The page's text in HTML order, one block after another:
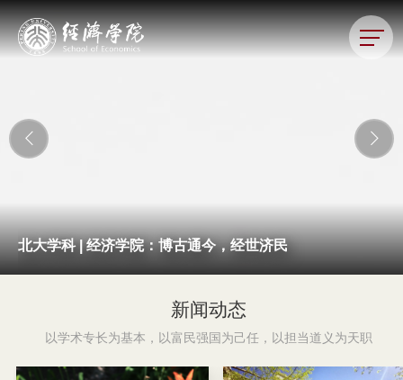
湖塔为证 此去乘风
北大学科 | 经济学院：博古通今，经世济民
经纶十五 济道启新
一春落笔，燕园留芳 | 经院风物
“北大赛瑟（CCISSR）论坛 • 2026”论文征集
新闻动态
以学术专长为基本，以富民强国为己任，以担当道义为天职